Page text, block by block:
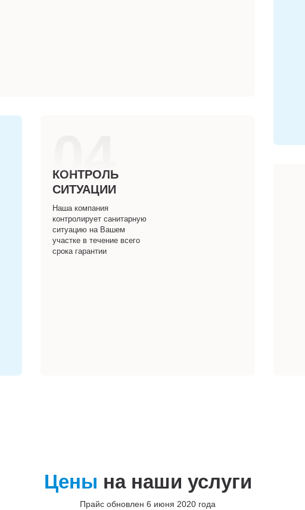
04
КОНТРОЛЬ
СИТУАЦИИ
Наша компания
контролирует санитарную
ситуацию на Вашем
участке в течение всего
срока гарантии
Цены на наши услуги
Прайс обновлен 6 июня 2020 года